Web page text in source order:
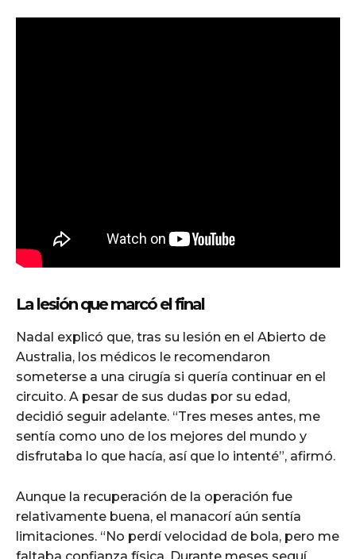
La lesión que marcó el final
Nadal explicó que, tras su lesión en el Abierto de
Australia, los médicos le recomendaron
someterse a una cirugía si quería continuar en el
circuito. A pesar de sus dudas por su edad,
decidió seguir adelante. “Tres meses antes, me
sentía como uno de los mejores del mundo y
disfrutaba lo que hacía, así que lo intenté”, afirmó.
Aunque la recuperación de la operación fue
relativamente buena, el manacorí aún sentía
limitaciones. “No perdí velocidad de bola, pero me